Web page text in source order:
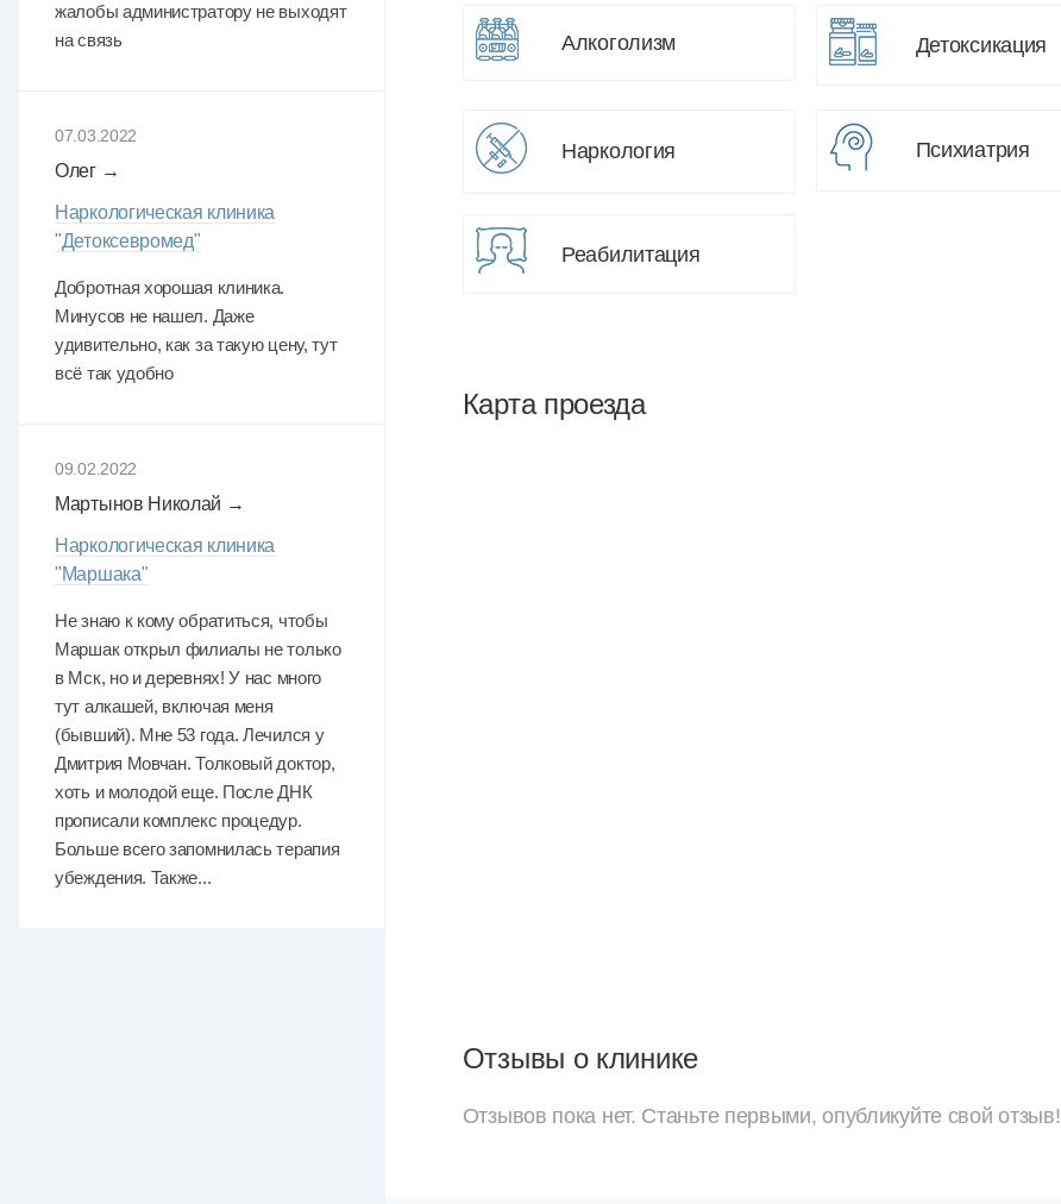
Алкоголизм Детоксикация
Наркология Психиатрия
Реабилитация
Карта проезда
Отзывы о клинике
Отзывов пока нет. Станьте первыми, опубликуйте свой отзыв!
жалобы администратору не выходят
на связь
07.03.2022
Олег →
Наркологическая клиника
"Детоксевромед"
Добротная хорошая клиника.
Минусов не нашел. Даже
удивительно, как за такую цену, тут
всё так удобно
09.02.2022
Мартынов Николай →
Наркологическая клиника
"Маршака"
Не знаю к кому обратиться, чтобы
Маршак открыл филиалы не только
в Мск, но и деревнях! У нас много
тут алкашей, включая меня
(бывший). Мне 53 года. Лечился у
Дмитрия Мовчан. Толковый доктор,
хоть и молодой еще. После ДНК
прописали комплекс процедур.
Больше всего запомнилась терапия
убеждения. Также...